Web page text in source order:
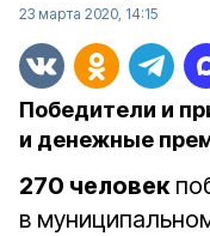
23 марта 2020, 14:15
Победители и
и денежные
270 человек
в